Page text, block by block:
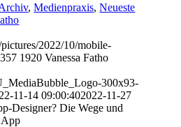
,Medienpraxis,Neueste
2022/10/mobile-
1920 Vanessa Fatho
300x93-
11-14 09:00:402022-11-27
Designer? Die Wege und
App